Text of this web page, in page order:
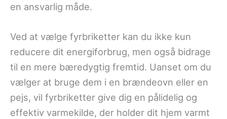
en ansvarlig måde.
Ved at vælge fyrbriketter kan du ikke kun
reducere dit energiforbrug, men også bidrage
til en mere bæredygtig fremtid. Uanset om du
vælger at bruge dem i en brændeovn eller en
pejs, vil fyrbriketter give dig en pålidelig og
effektiv varmekilde, der holder dit hjem varmt